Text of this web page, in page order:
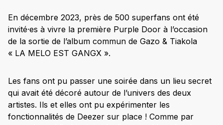
En décembre 2023, près de 500 superfans ont été
invité·es à vivre la première Purple Door à l’occasion
de la sortie de l’album commun de Gazo & Tiakola
« LA MELO EST GANGX ».
Les fans ont pu passer une soirée dans un lieu secret
qui avait été décoré autour de l’univers des deux
artistes. Ils et elles ont pu expérimenter les
fonctionnalités de Deezer sur place ! Comme par